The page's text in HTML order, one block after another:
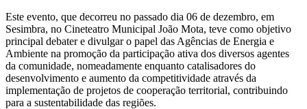
Este evento, que decorreu no passado dia 06 de dezembro, em
Sesimbra, no Cineteatro Municipal João Mota, teve como objetivo
principal debater e divulgar o papel das Agências de Energia e
Ambiente na promoção da participação ativa dos diversos agentes
da comunidade, nomeadamente enquanto catalisadores do
desenvolvimento e aumento da competitividade através da
implementação de projetos de cooperação territorial, contribuindo
para a sustentabilidade das regiões.